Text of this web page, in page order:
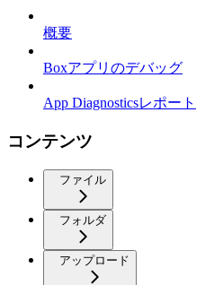
概要
Boxアプリのデバッグ
App Diagnosticsレポート
コンテンツ
ファイル
フォルダ
アップロード